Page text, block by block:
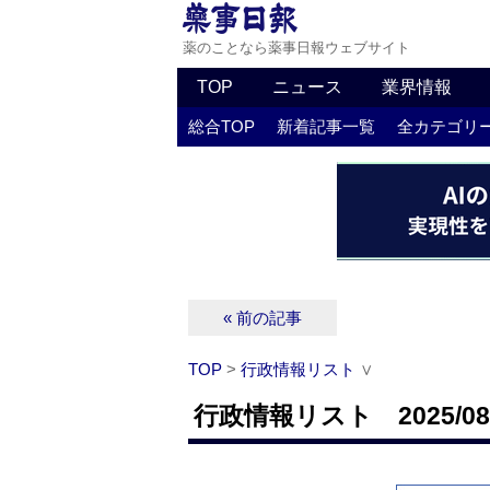
薬のことなら薬事日報ウェブサイト
TOP ニュース 業界情報
総合TOP 新着記事一覧 全カテゴリ
« 前の記事
TOP > 行政情報リスト ∨
行政情報リスト 2025/